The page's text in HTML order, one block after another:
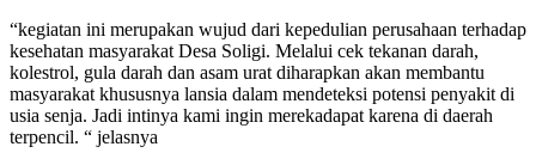
“kegiatan ini merupakan wujud dari kepedulian perusahaan terhadap
kesehatan masyarakat Desa Soligi. Melalui cek tekanan darah,
kolestrol, gula darah dan asam urat diharapkan akan membantu
masyarakat khususnya lansia dalam mendeteksi potensi penyakit di
usia senja. Jadi intinya kami ingin merekadapat karena di daerah
terpencil. “ jelasnya